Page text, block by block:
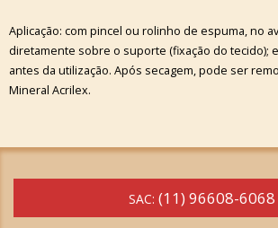
Aplicação: com pincel ou rolinho de espuma, no
diretamente sobre o suporte (fixação do tecido);
antes da utilização. Após secagem, pode ser
Mineral Acrilex.
SAC: (11) 96608-6068